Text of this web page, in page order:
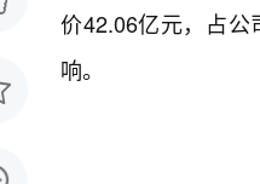
价42.06亿元，占
响。